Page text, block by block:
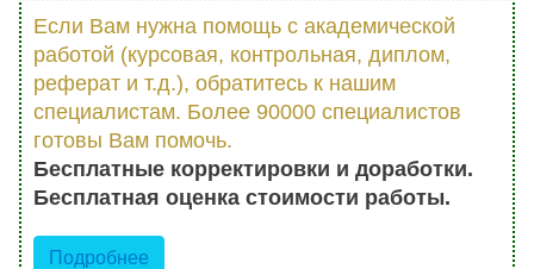
Если Вам нужна помощь с академической
работой (курсовая, контрольная, диплом,
реферат и т.д.), обратитесь к нашим
специалистам. Более 90000 специалистов
готовы Вам помочь.
Бесплатные корректировки и доработки.
Бесплатная оценка стоимости работы.
Подробнее